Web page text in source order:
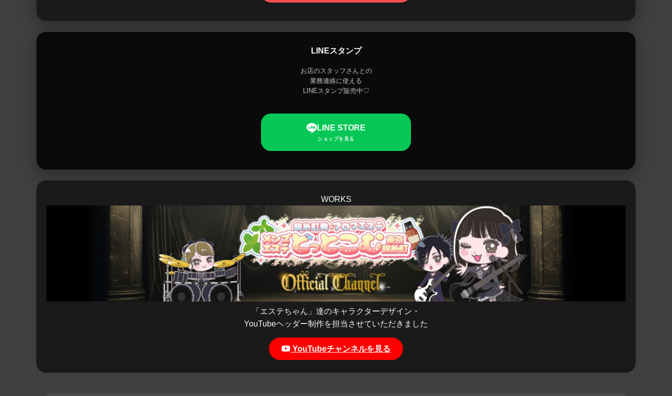
LINEスタンプ
お店のスタッフさんとの
業務連絡に使える
LINEスタンプ販売中♡
LINE STORE
ショップを見る
WORKS
「エステちゃん」達のキャラクターデザイン・
YouTubeヘッダー制作を担当させていただきました
YouTubeチャンネルを見る